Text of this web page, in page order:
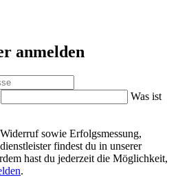
anmelden
Was ist
sowie Erfolgsmessung,
findest du in unserer
hast du jederzeit die Möglichkeit,
.